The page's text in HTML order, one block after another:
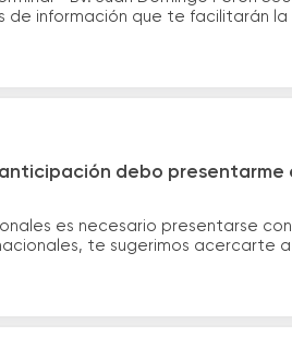
de información que te facilitarán
debo presentarme
es necesario presentarse
te sugerimos acercarte